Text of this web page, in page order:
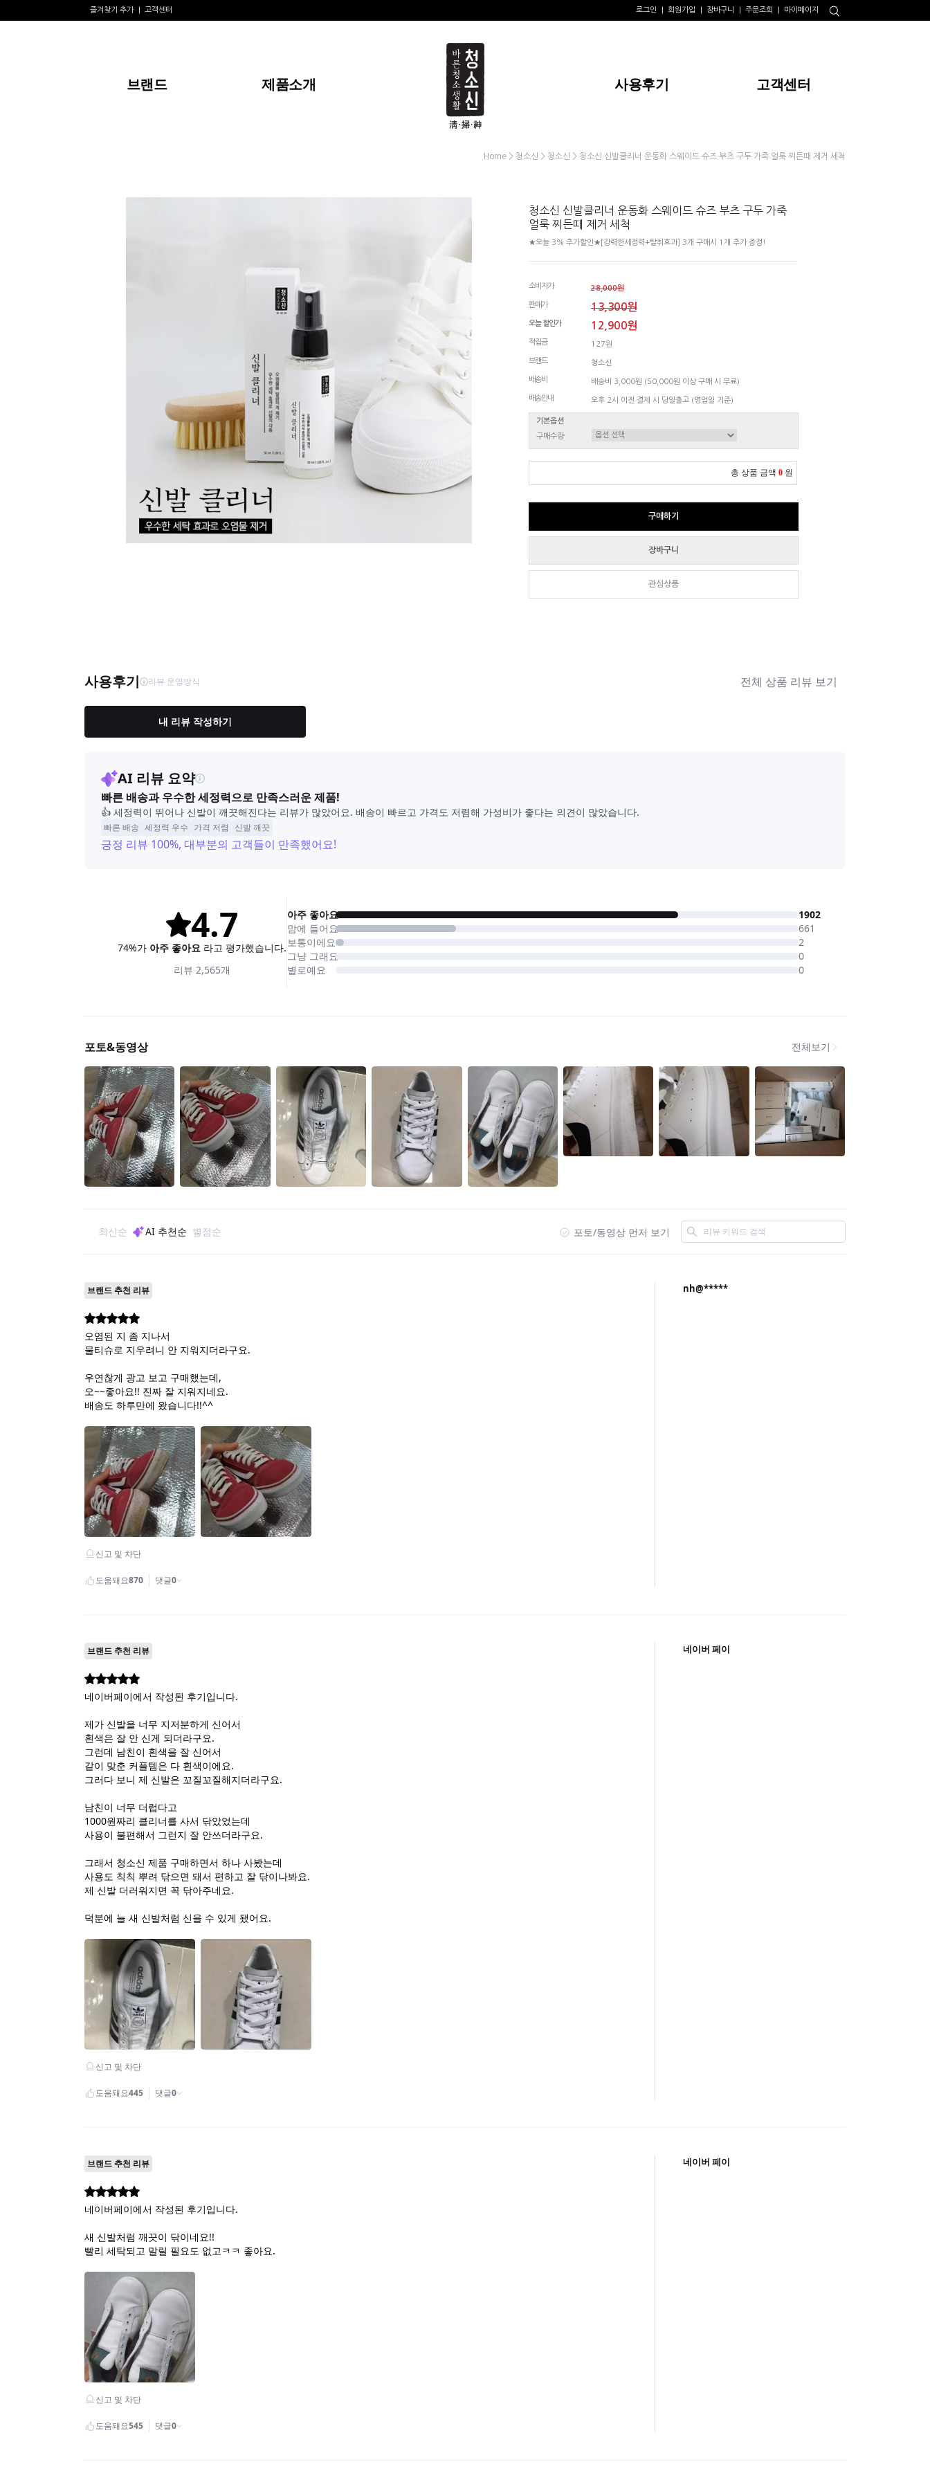
즐겨찾기 추가 고객센터 로그인 회원가입 장바구니 주문조회 마이페이지
브랜드 제품소개 사용후기 고객센터
Home > 청소신 > 청소신 > 청소신 신발클리너 운동화 스웨이드 슈즈 부츠 구두 가죽 얼룩 찌든때 제거 세척
청소신 신발클리너 운동화 스웨이드 슈즈 부츠 구두 가죽
얼룩 찌든때 제거 세척
★오늘 3% 추가할인★[강력한세정력+탈취효과] 3개 구매시 1개 추가 증정!
소비자가 28,000원
판매가 13,300원
오늘 할인가 12,900원
적립금 127원
브랜드 청소신
배송비 배송비 3,000원 (50,000원 이상 구매 시 무료)
배송안내 오후 2시 이전 결제 시 당일출고 (영업일 기준)
기본옵션
구매수량
총 상품 금액 0 원
구매하기
장바구니
관심상품